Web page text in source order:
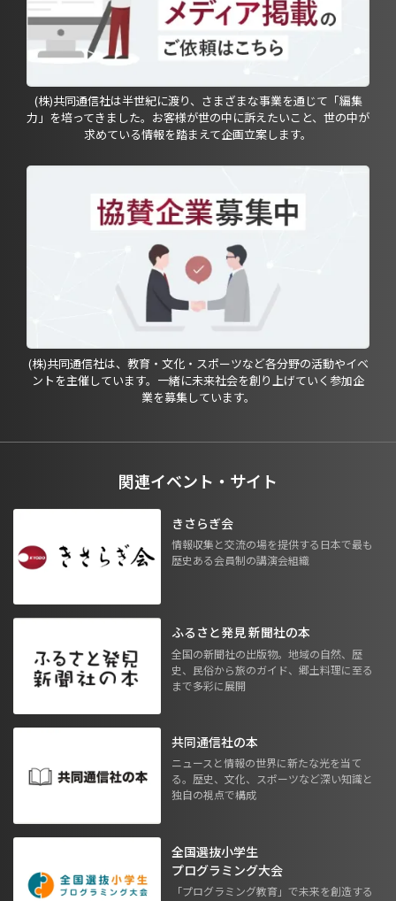
(株)共同通信社は半世紀に渡り、さまざまな事業を通じて「編集
力」を培ってきました。お客様が世の中に訴えたいこと、世の中が
求めている情報を踏まえて企画立案します。
(株)共同通信社は、教育・文化・スポーツなど各分野の活動やイベ
ントを主催しています。一緒に未来社会を創り上げていく参加企
業を募集しています。
関連イベント・サイト
きさらぎ会
情報収集と交流の場を提供する日本で最も
歴史ある会員制の講演会組織
ふるさと発見 新聞社の本
全国の新聞社の出版物。地域の自然、歴
史、民俗から旅のガイド、郷土料理に至る
まで多彩に展開
共同通信社の本
ニュースと情報の世界に新たな光を当て
る。歴史、文化、スポーツなど深い知識と
独自の視点で構成
全国選抜小学生
プログラミング大会
「プログラミング教育」で未来を創造する